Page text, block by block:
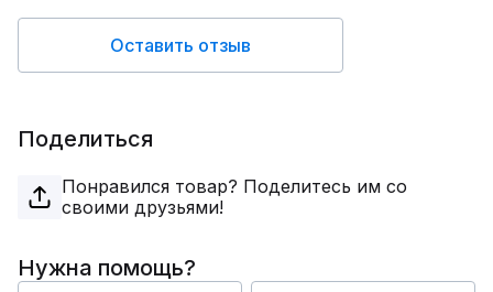
Оставить отзыв
Поделиться
Понравился товар? Поделитесь им со
своими друзьями!
Нужна помощь?